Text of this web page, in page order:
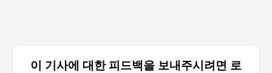
이 기사에 대한 피드백을 보내주시려면 로